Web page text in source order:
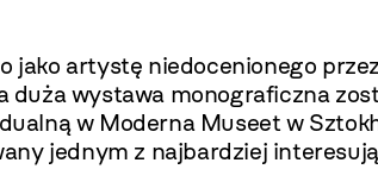
jako artystę niedocenionego
wystawa monograficzna
w Moderna Museet w
jednym z najbardziej